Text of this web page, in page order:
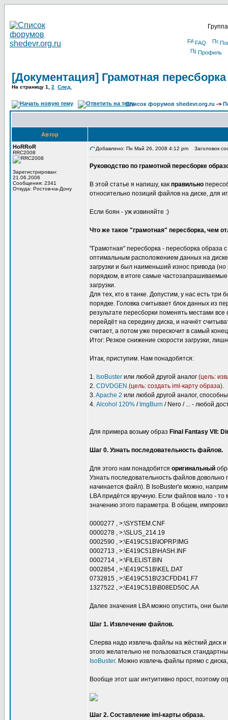
FAQ
Профиль
[Документация] Грамотная
На страницу 1 2 След.
Список форумов shedevr.org.ru ->
Автор
HoRRoR
RRC2008
Зарегистрирован:
21.06.2006
Сообщения: 2341
Откуда: Ростов-на-Дону
Добавлено: Пн Май 26, 2008 4:12 pm Заголовок
Руководство по грамотной пересборке
В этой статье я напишу, как правильно
относительно позиций файлов на диске, для
Если боян - уж извиняйте :)
Что же такое "грамотная" пересборка, чем
"Грамотная" пересборка - пересборка образа
оптимальным расположением данных на
загрузки и был наименьший износ привода
порядком, в итоге самые
загрузки.
Для тех, кто в танке. Допустим, у нас есть
порядке. Головка считывает блок данных из
результате пересборки поменять местами
перейдёт на середину диска, и начнёт
считает, а потом уже перескочит в самый
Итог: Резкое снижение скорости загрузки,
Итак, приступим. Нам понадобятся:
1. IsoBuster или любой другой аналог (цель:
2. CDVDGEN (цель: создать iml-карту образа).
3.Apache 2 или любой другой аналог,
4. Alcohol 120% / ImgBurn / Nero / ... - любой
Для примера возьму образ Final Fantasy VII:
Шаг 0. Узнать последовательность файлов.
Для этого нам понадобится оригинальный
Узнать последовательность файлов довольно
начинается файл). В IsoBuster'е можно,
LBA придётся вручную. Если файлов мало - то
значению этого параметра. В общем,
0000277 , >:\SYSTEM.CNF
0000278 , >:\SLUS_214.19
0002590 , >:\E419C51B\IOPRP.IMG
0002713 , >:\E419C51B\HASH.INF
0002714 , >:\FILELIST.BIN
0002854 , >:\E419C51B\KEL.DAT
0732815 , >:\E419C51B\23CFDD41.F7
1327522 , >:\E419C51B\B08ED50C.AA
Далее значения LBA можно опустить, они
Шаг 1. Извлечение файлов.
Сперва надо извлечь файлы на жёсткий диск
этого желательно не пользоваться
IsoBuster. Можно извлечь файлы прямо с
Вообще этот шаг интуитивно прост, поэтому
Шаг 2. Составление iml-карты образа.